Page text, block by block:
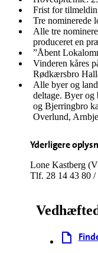
Frist for
Tre nominerede
Alle tre
produceret en
”Åbent
Vinderen kåres
Rødkærsbro
Alle byer og
deltage. Byer og
og Bjerringbro
Overlund,
Yderligere
Lone Kastberg
Tlf. 28 14 43 80